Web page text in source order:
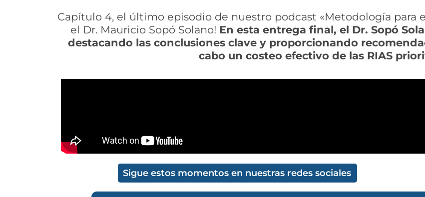
Capítulo 4, el último episodio de nuestro podcast «Metodología para
el Dr. Mauricio Sopó Solano! En esta entrega final, el Dr. Sopó
destacando las conclusiones clave y proporcionando
cabo un costeo efectivo de las RIAS
Sigue estos momentos en nuestras redes sociales